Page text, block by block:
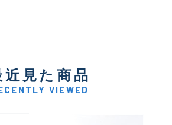
近見た商品
VIEWED